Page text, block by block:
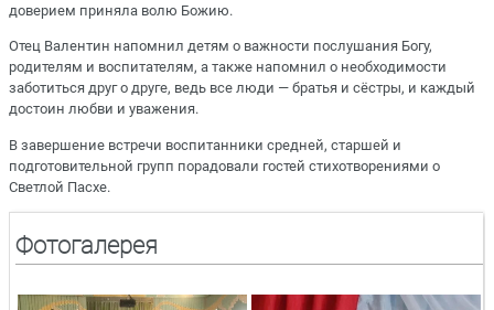
доверием приняла волю Божию.
Отец Валентин напомнил детям о важности послушания Богу,
родителям и воспитателям, а также напомнил о необходимости
заботиться друг о друге, ведь все люди — братья и сёстры, и каждый
достоин любви и уважения.
В завершение встречи воспитанники средней, старшей и
подготовительной групп порадовали гостей стихотворениями о
Светлой Пасхе.
Фотогалерея